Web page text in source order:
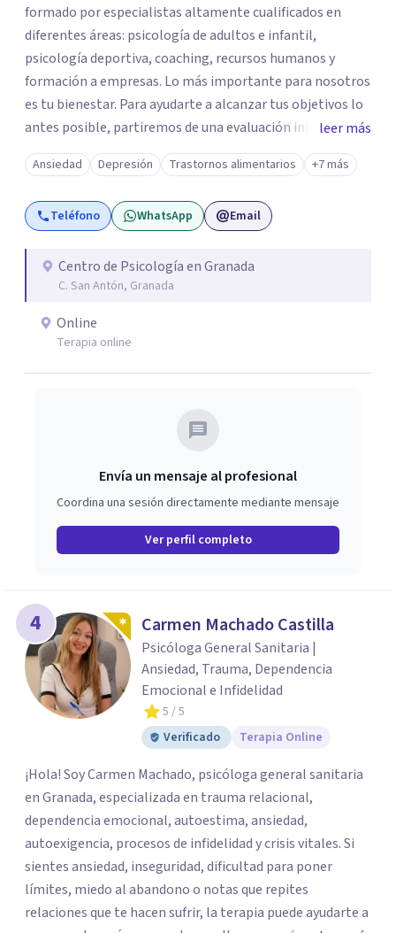
formado por especialistas altamente cualificados en
diferentes áreas: psicología de adultos e infantil,
psicología deportiva, coaching, recursos humanos y
formación a empresas. Lo más importante para nosotros
es tu bienestar. Para ayudarte a alcanzar tus objetivos lo
antes posible, partiremos de una evaluación inicial y
estableceremos la terapia más adecuada para ti.
Trabajaremos desde la psicología cognitiva conductual,
la terapia de aceptación y compromiso, o incluiremos
herramientas de coaching, para trabajar la situación y los
leer más
Ansiedad Depresión Trastornos alimentarios +7 más
Teléfono WhatsApp Email
Centro de Psicología en Granada
C. San Antón, Granada
Online
Terapia online
Envía un mensaje al profesional
Coordina una sesión directamente mediante mensaje
Ver perfil completo
4 Carmen Machado Castilla
Psicóloga General Sanitaria |
Ansiedad, Trauma, Dependencia
Emocional e Infidelidad
5 / 5
Verificado
Terapia Online
¡Hola! Soy Carmen Machado, psicóloga general sanitaria
en Granada, especializada en trauma relacional,
dependencia emocional, autoestima, ansiedad,
autoexigencia, procesos de infidelidad y crisis vitales. Si
sientes ansiedad, inseguridad, dificultad para poner
límites, miedo al abandono o notas que repites
relaciones que te hacen sufrir, la terapia puede ayudarte a